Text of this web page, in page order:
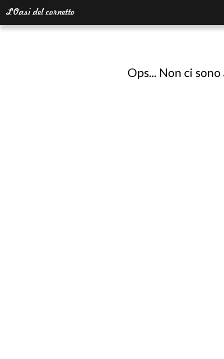
Ops... Non ci